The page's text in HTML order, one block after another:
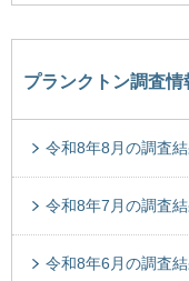
プランクトン調査情
令和8年8月の調査
令和8年7月の調査
令和8年6月の調査